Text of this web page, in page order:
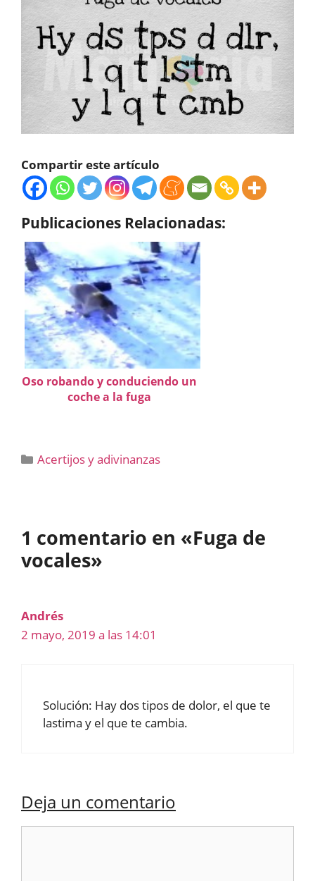
Compartir este artículo
Publicaciones Relacionadas:
Oso robando y conduciendo un
coche a la fuga
Categorías
Acertijos y adivinanzas
1 comentario en «Fuga de
vocales»
Andrés
2 mayo, 2019 a las 14:01
Solución: Hay dos tipos de dolor, el que te
lastima y el que te cambia.
Deja un comentario